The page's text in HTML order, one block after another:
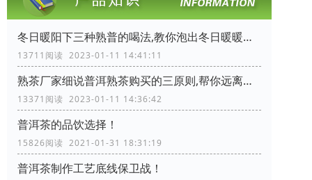
冬日暖阳下三种熟普的喝法,教你泡出冬日暖暖的普洱熟茶
13711阅读 2023-01-11 14:41:11
熟茶厂家细说普洱熟茶购买的三原则,帮你远离购茶陷阱
13371阅读 2023-01-11 14:36:42
普洱茶的品饮选择！
15826阅读 2021-01-31 18:31:19
普洱茶制作工艺底线保卫战！